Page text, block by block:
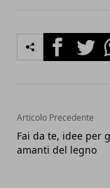
FacebookTwitter
Articolo Precedente
Fai da te, idee per
amanti del legno